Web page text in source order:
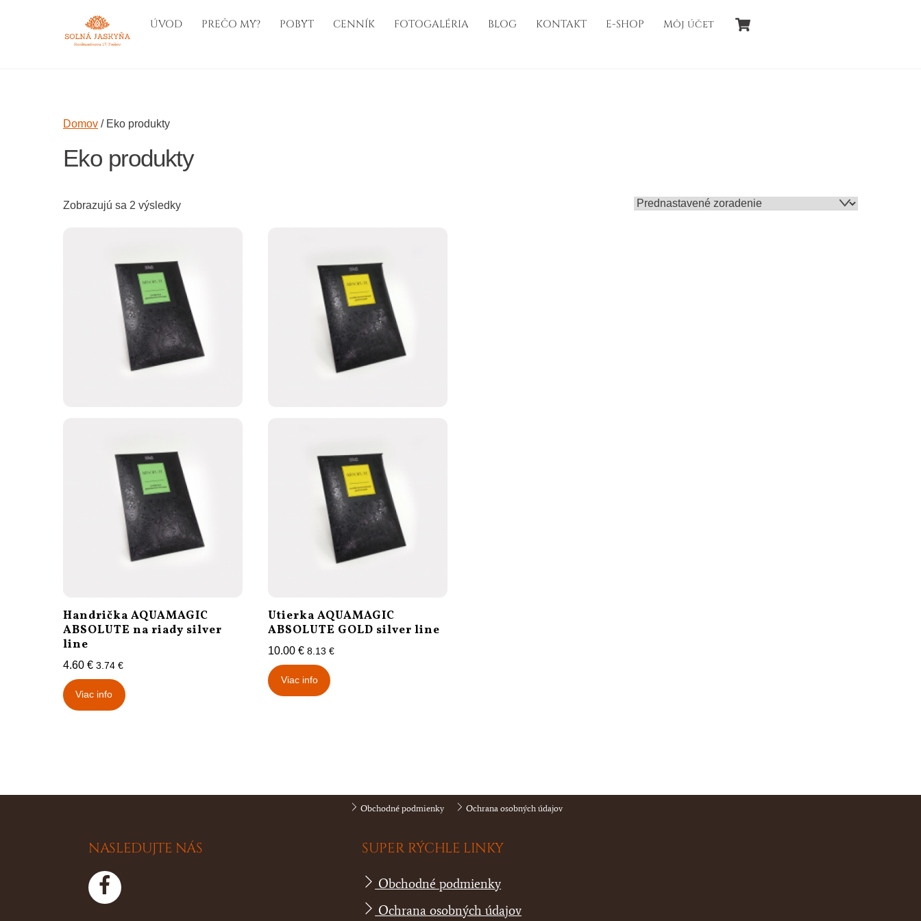
ÚVOD PREČO MY? POBYT CENNÍK FOTOGALÉRIA BLOG KONTAKT E-SHOP Môj účet
Domov / Eko produkty
Eko produkty
Zobrazujú sa 2 výsledky
Handrička AQUAMAGIC
ABSOLUTE na riady silver
line
4.60 € 3.74 €
Viac info
Utierka AQUAMAGIC
ABSOLUTE GOLD silver line
10.00€ 8.13€
Viac info
Obchodné podmienky Ochrana osobných údajov
NASLEDUJTE NÁS SUPER RÝCHLE LINKY
Obchodné podmienky
Ochrana osobných údajov